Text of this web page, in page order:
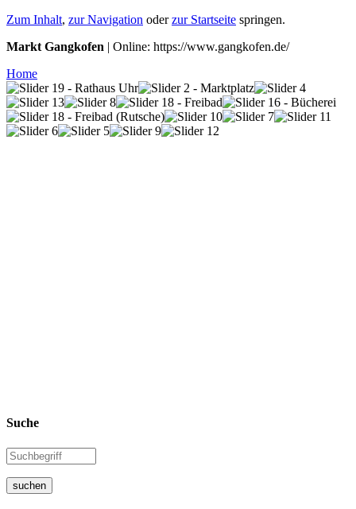
Zum Inhalt, zur Navigation oderzur Startseite springen.
Markt Gangkofen | Online: https://www.gangkofen.de/
Home
Suche
suchen